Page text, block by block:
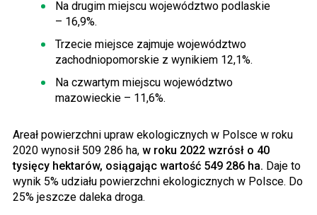
Na drugim miejscu województwo podlaskie
– 16,9%.
Trzecie miejsce zajmuje województwo
zachodniopomorskie z wynikiem 12,1%.
Na czwartym miejscu województwo
mazowieckie – 11,6%.
Areał powierzchni upraw ekologicznych w Polsce w roku
2020 wynosił 509 286 ha, w roku 2022 wzrósł o 40
tysięcy hektarów, osiągając wartość 549 286 ha. Daje to
wynik 5% udziału powierzchni ekologicznych w Polsce. Do
25% jeszcze daleka droga.